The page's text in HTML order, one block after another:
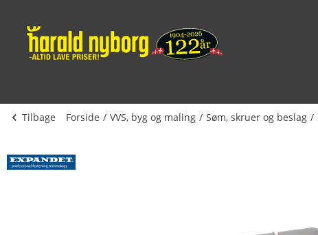
Tilbage Forside VVS, byg og maling Søm, skruer og beslag